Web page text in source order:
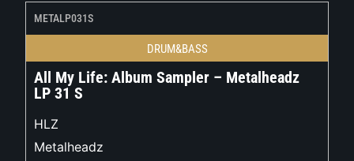
METALP031S
DRUM&BASS
All My Life: Album Sampler – Metalheadz
LP 31 S
HLZ
Metalheadz